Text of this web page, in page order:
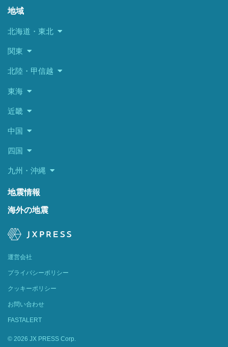
地域
北海道・東北
関東
北陸・甲信越
東海
近畿
中国
四国
九州・沖縄
地震情報
海外の地震
運営会社
プライバシーポリシー
クッキーポリシー
お問い合わせ
FASTALERT
© 2026 JX PRESS Corp.